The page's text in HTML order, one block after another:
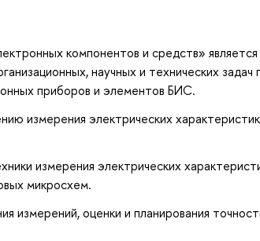
компонентов и средств» является
научных и технических задач
приборов и элементов БИС.
измерения электрических характеристик
измерения электрических
микросхем.
измерений, оценки и планирования